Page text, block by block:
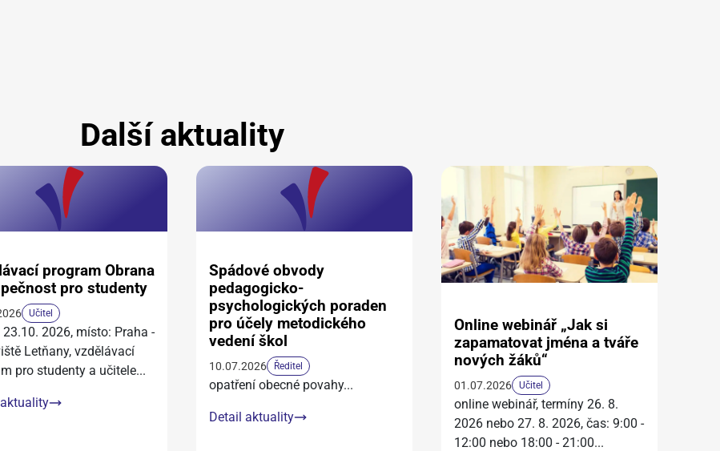
Další aktuality
program Obrana
pro studenty
Učitel
2026, místo: Praha -
Letňany, vzdělávací
pro studenty a učitele...
Spádové obvody
pedagogicko-
psychologických poraden
pro účely metodického
vedení škol
10.07.2026 Ředitel
opatření obecné povahy...
Detail aktuality
Online webinář „Jak si
zapamatovat jména a tváře
nových žáků“
01.07.2026 Učitel
online webinář, termíny 26. 8.
2026 nebo 27. 8. 2026, čas: 9:00 -
12:00 nebo 18:00 - 21:00...